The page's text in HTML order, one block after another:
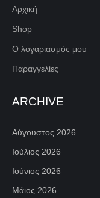
Αρχική
Shop
Ο λογαριασμός μου
Παραγγελίες
ARCHIVE
Αύγουστος 2026
Ιούλιος 2026
Ιούνιος 2026
Μάιος 2026